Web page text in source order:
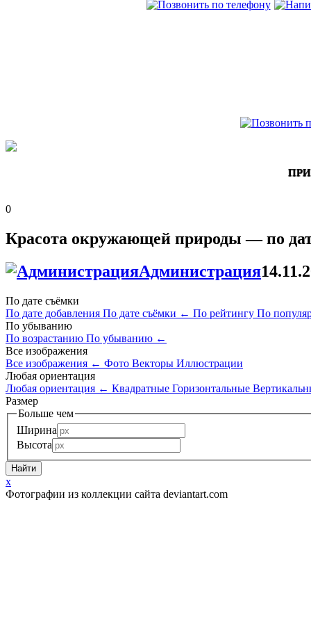
0
Красота окружающей природы — по
Администрация
По дате съёмки
По дате добавления По дате съёмки ← По рейтингу По
По убыванию
По возрастанию По убыванию ←
Все изображения
Все изображения ← Фото Векторы Иллюстрации
Любая ориентация
Любая ориентация ← Квадратные Горизонтальные
Размер
Больше чем
Ширина
Высота
x
Фотографии из коллекции сайта deviantart.com